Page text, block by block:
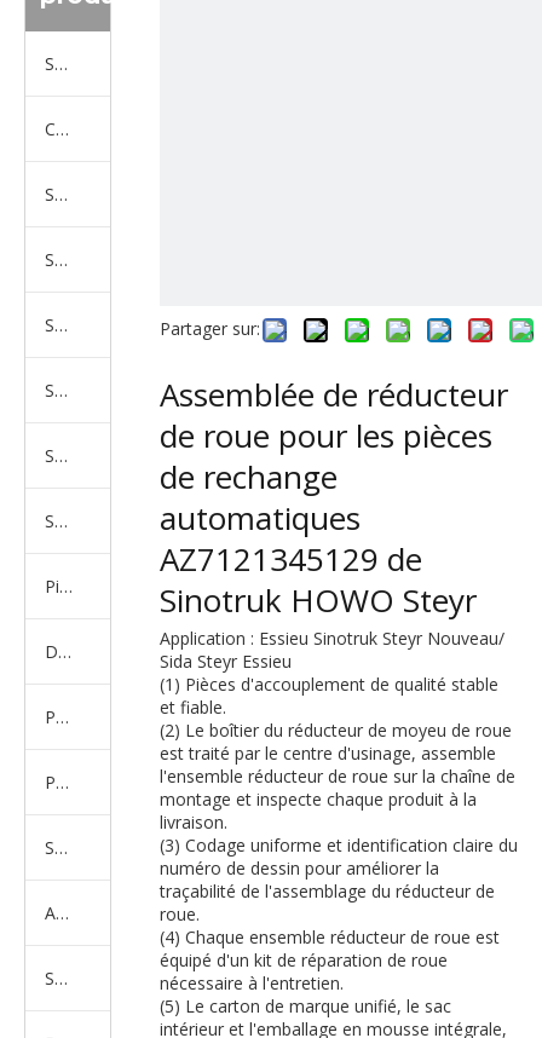
Série de camions Sinotruk
Camion Shacman Série
Série de camions SAIC-lveco Hongyan
Série de camions Foton Auman
Série de camions FAW Jiefang
Série de camions Dongfeng
Série de camions North Benz Beiben
Série de camions américains, européens et japonais
Pièces de rechange de machines d'ingénierie de camion minier
D'autres séries de camions
Produits d'essieux
Produits de support de châssis
Série de suspension équilibrée
Amortisseur Série
Système de direction
Partager sur:
Assemblée de réducteur
de roue pour les pièces
de rechange
automatiques
AZ7121345129 de
Sinotruk HOWO Steyr
Application : Essieu Sinotruk Steyr Nouveau/
Sida Steyr Essieu
(1) Pièces d'accouplement de qualité stable
et fiable.
(2) Le boîtier du réducteur de moyeu de roue
est traité par le centre d'usinage, assemble
l'ensemble réducteur de roue sur la chaîne de
montage et inspecte chaque produit à la
livraison.
(3) Codage uniforme et identification claire du
numéro de dessin pour améliorer la
traçabilité de l'assemblage du réducteur de
roue.
(4) Chaque ensemble réducteur de roue est
équipé d'un kit de réparation de roue
nécessaire à l'entretien.
(5) Le carton de marque unifié, le sac
intérieur et l'emballage en mousse intégrale,